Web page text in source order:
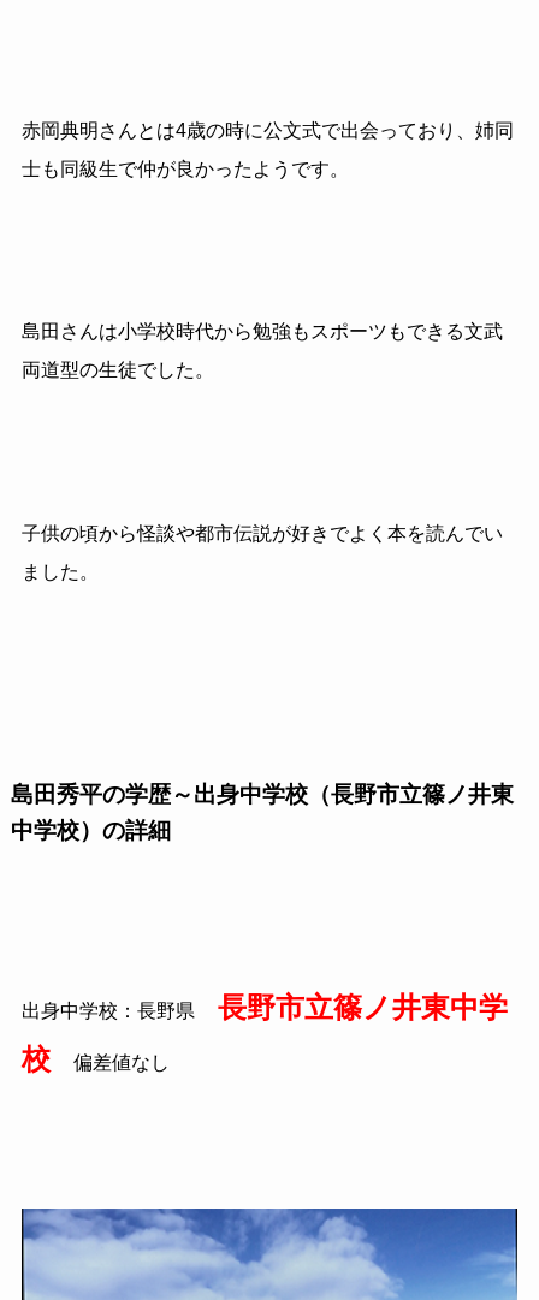
赤岡典明さんとは4歳の時に公文式で出会っており、姉同
士も同級生で仲が良かったようです。
島田さんは小学校時代から勉強もスポーツもできる文武
両道型の生徒でした。
子供の頃から怪談や都市伝説が好きでよく本を読んでい
ました。
島田秀平の学歴～出身中学校（長野市立篠ノ井東
中学校）の詳細
出身中学校：長野県
長野市立篠ノ井東中学
校
偏差値なし